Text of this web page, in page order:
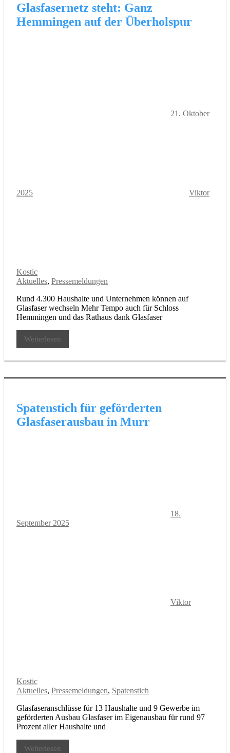
Glasfasernetz steht: Ganz
Hemmingen auf der Überholspur
21. Oktober
2025 Viktor
Kostic
Aktuelles, Pressemeldungen
Rund 4.300 Haushalte und Unternehmen können auf
Glasfaser wechseln Mehr Tempo auch für Schloss
Hemmingen und das Rathaus dank Glasfaser
Weiterlesen
Spatenstich für geförderten
Glasfaserausbau in Murr
18.
September 2025
Viktor
Kostic
Aktuelles, Pressemeldungen, Spatenstich
Glasfaseranschlüsse für 13 Haushalte und 9 Gewerbe im
geförderten Ausbau Glasfaser im Eigenausbau für rund 97
Prozent aller Haushalte und
Weiterlesen